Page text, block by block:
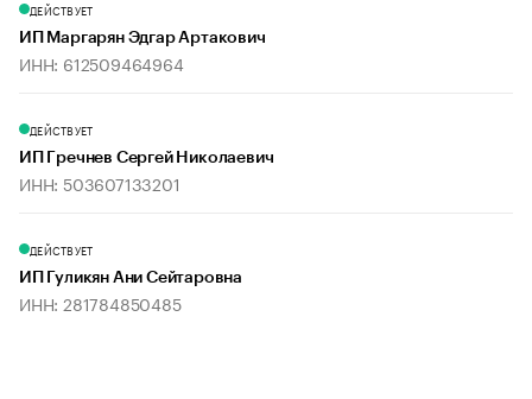
ДЕЙСТВУЕТ
ИП Маргарян Эдгар Артакович
ИНН: 612509464964
ДЕЙСТВУЕТ
ИП Гречнев Сергей Николаевич
ИНН: 503607133201
ДЕЙСТВУЕТ
ИП Гуликян Ани Сейтаровна
ИНН: 281784850485